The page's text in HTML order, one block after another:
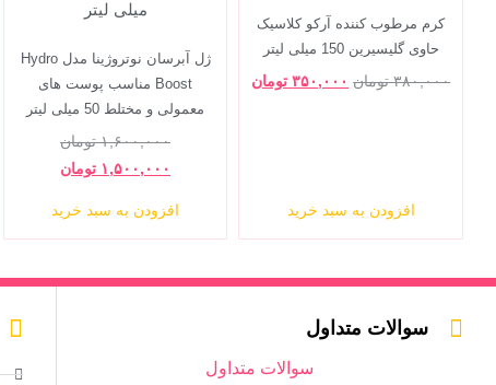
کرم مرطوب کننده آرکو کلاسیک
حاوی گلیسیرین 150 میلی لیتر
۳۸۰,۰۰۰ تومان ۳۵۰,۰۰۰ تومان
افزودن به سبد خرید
ژل آبرسان نوتروژینا مدل Hydro
Boost مناسب پوست های
معمولی و مختلط 50 میلی لیتر
۱,۶۰۰,۰۰۰ تومان
۱,۵۰۰,۰۰۰ تومان
افزودن به سبد خرید
سوالات متداول
سوالات متداول